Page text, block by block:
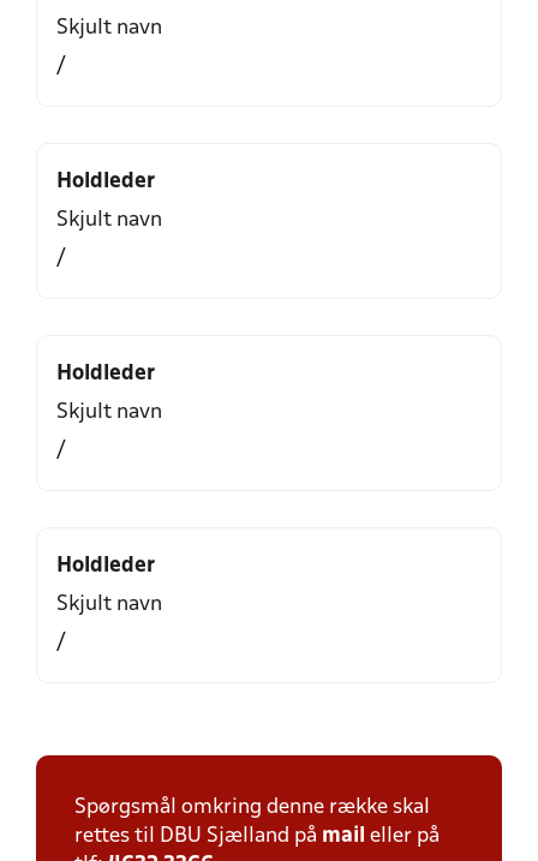
Skjult navn
/
Holdleder
Skjult navn
/
Holdleder
Skjult navn
/
Holdleder
Skjult navn
/
Spørgsmål omkring denne række skal
rettes til DBU Sjælland på mail eller på